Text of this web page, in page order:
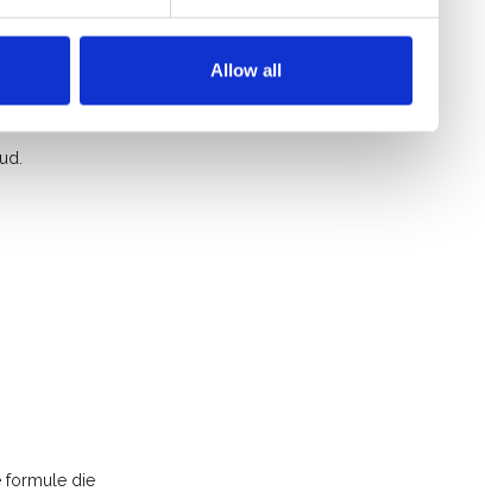
Allow all
formule die